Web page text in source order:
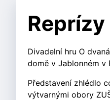
Divadelní hru O
domě v Jablonném v
Představení zhlédlo
výtvarnými obory